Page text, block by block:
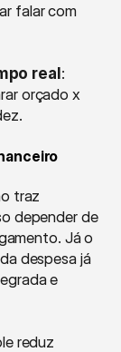
falar com
real :
orçado x
traz
depender de
Já o
despesa já
e
reduz